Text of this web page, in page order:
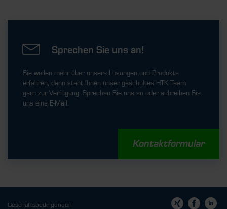
Sprechen Sie uns an!
Sie wollen mehr über unsere Lösungen und Produkte
erfahren, dann steht Ihnen unser geschultes HTK Team
gern zur Verfügung. Sprechen Sie uns an oder schreiben Sie
uns eine E-Mail.
Kontaktformular
Geschäftsbedingungen